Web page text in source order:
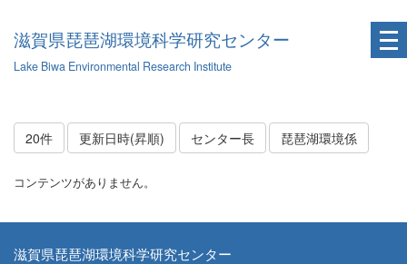
滋賀県琵琶湖環境科学研究センター
Lake Biwa Environmental Research Institute
20件 更新日時(昇順) センター長 琵琶湖環境係
コンテンツがありません。
滋賀県琵琶湖環境科学研究センター